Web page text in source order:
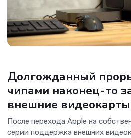
Долгожданный
чипами наконец-то
внешние
После перехода Apple на
серии поддержка внешних